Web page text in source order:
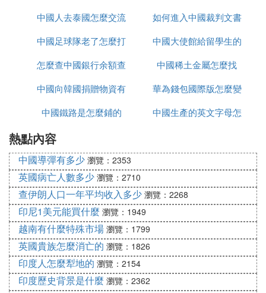
線播放
中國人去泰國怎麼交流
如何進入中國裁判文書
網官網
中國足球隊老了怎麼打
亞洲杯
中國大使館給留學生的
健康包有什麼
怎麼查中國銀行余額查
詢
中國稀土金屬怎麼找
中國向韓國捐贈物資有
哪些
華為錢包國際版怎麼變
為中國版
中國鐵路是怎麼鋪的
中國生產的英文字母怎
熱點內容
中國導彈有多少 瀏覽：2353
英國病亡人數多少 瀏覽：2710
查伊朗人口一年平均收入多少 瀏覽：2268
印尼1美元能買什麼 瀏覽：1949
越南有什麼特殊市場 瀏覽：1799
英國貴族怎麼消亡的 瀏覽：1826
印度人怎麼犁地的 瀏覽：2154
印度歷史背景是什麼 瀏覽：2362